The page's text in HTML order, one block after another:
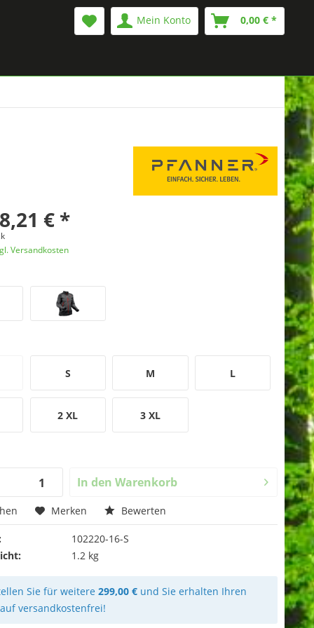
Mein Konto 0,00 € *
€ *
Versandkosten
S M L
2 XL 3 XL
In den Warenkorb
Merken Bewerten
102220-16-S
1.2 kg
Sie für weitere299,00 € und Sie erhalten Ihren
versandkostenfrei!